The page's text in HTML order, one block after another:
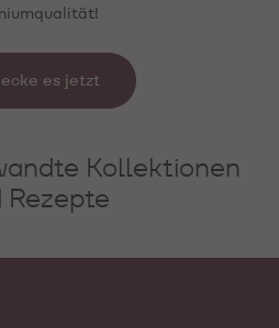
es jetzt
Kollektionen
Rezepte